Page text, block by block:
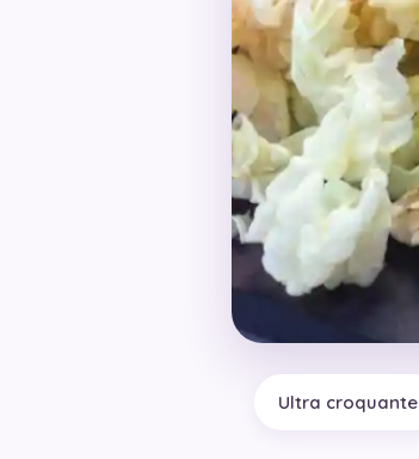
Ultra croquante